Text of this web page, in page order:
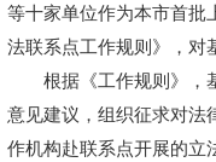
等十家单位作为本市首批
法联系点工作规则》，对
根据《工作规则》，
意见建议，组织征求对法
作机构赴联系点开展的立